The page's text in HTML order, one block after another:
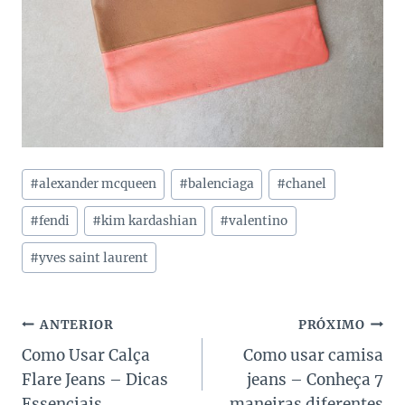
Tags
do
Post:
#alexander mcqueen #balenciaga #chanel
#fendi #kim kardashian #valentino
#yves saint laurent
Navegação
de
ANTERIOR
Como Usar Calça
Flare Jeans – Dicas
PRÓXIMO
Como usar camisa
jeans – Conheça 7